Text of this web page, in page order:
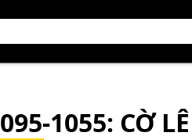
095-1055: CỜ LÊ